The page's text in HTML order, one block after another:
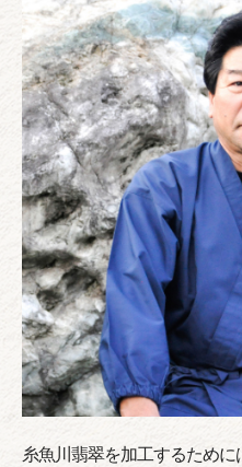
糸魚川翡翠を加工するため